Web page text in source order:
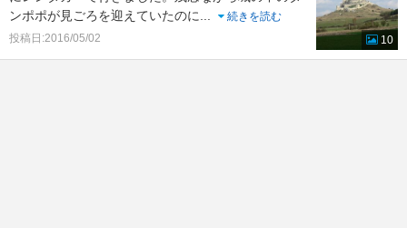
ンポポが見ごろを迎えていたのに
続きを読む
投稿日:2016/05/02
10